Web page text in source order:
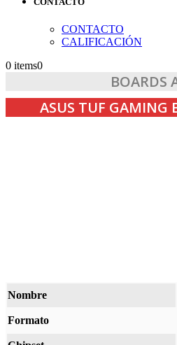
CONTACTO
CALIFICACIÓN
0 items0
BOARDS
ASUS TUF GAMING
Nombre
Formato